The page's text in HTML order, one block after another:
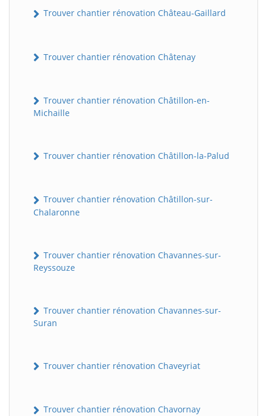
Trouver chantier rénovation Château-Gaillard
Trouver chantier rénovation Châtenay
Trouver chantier rénovation Châtillon-en-
Michaille
Trouver chantier rénovation Châtillon-la-Palud
Trouver chantier rénovation Châtillon-sur-
Chalaronne
Trouver chantier rénovation Chavannes-sur-
Reyssouze
Trouver chantier rénovation Chavannes-sur-
Suran
Trouver chantier rénovation Chaveyriat
Trouver chantier rénovation Chavornay